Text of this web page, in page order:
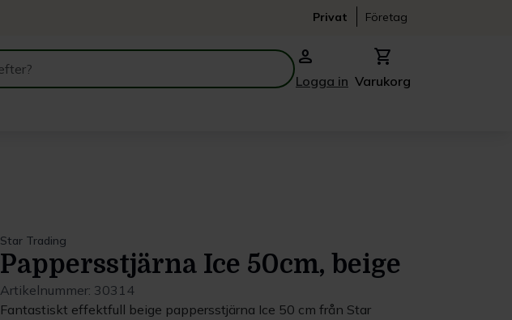
Privat Företag
person
Logga in
shopping_cart
Varukorg
Star Trading
Pappersstjärna Ice 50cm, beige
Artikelnummer: 30314
Fantastiskt effektfull beige pappersstjärna Ice 50 cm från Star